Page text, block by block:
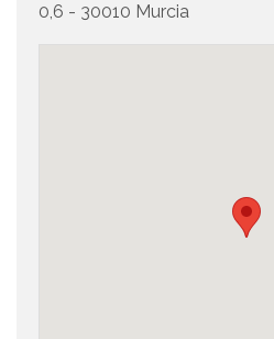
0,6 - 30010 Murcia